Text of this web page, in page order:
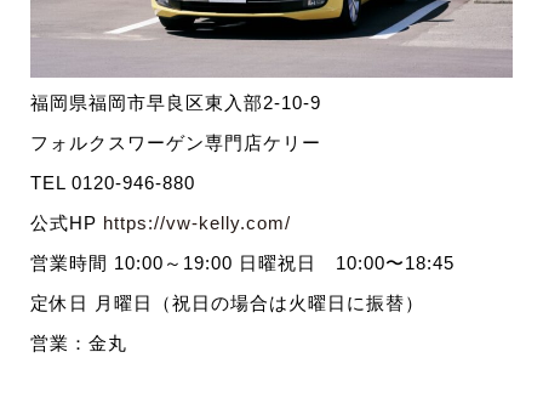
福岡県福岡市早良区東入部2-10-9
フォルクスワーゲン専門店ケリー
TEL 0120-946-880
公式HP https://vw-kelly.com/
営業時間 10:00～19:00 日曜祝日 10:00〜18:45
定休日 月曜日（祝日の場合は火曜日に振替）
営業：金丸